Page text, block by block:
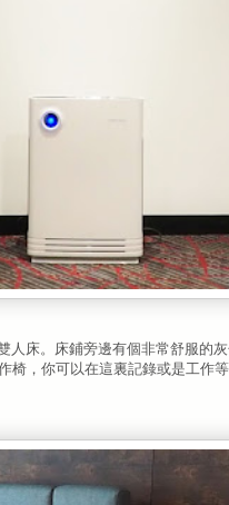
床。床鋪旁邊有個非常舒服的
椅，你可以在這裏記錄或是工作